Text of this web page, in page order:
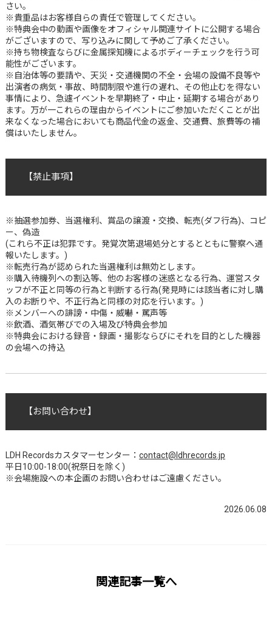
さい。
※貴重品はお客様自らの責任で管理してください｡
※特典会中の動画や画像をオフィシャル関連サイトに公開する場合
がございますので、写り込みに関して予めご了承ください。
※持ち物検査ならびに金属探知機によるボディーチェックを行う可
能性がございます。
※自治体等の要請や、天災・交通機関の不全・会場の設備不良等や
出演者の病気・事故、時間制限や進行の遅れ、その他止むを得ない
事情により、急遽イベントを早期終了・中止・延期する場合があり
ます。万が一これらの理由からイベントにご参加いただくことが出
来なくなった場合においても商品代金の返金、交通費、旅費等の補
償はいたしません。
【禁止事項】
※抽選参加券、当選権利、賞品の譲渡・交換、転売(ダフ行為)、コピ
ー、偽造
(これら不正は犯罪です。発覚次第退場処分とするとともに警察へ通
報いたします。)
※転売行為が認められた当選権利は無効とします。
※購入待機列への割込等、他のお客様の迷惑となる行為、運営スタ
ッフが不正と同等の行為と判断する行為(発見時には該当者に対し購
入のお断りや、不正行為と同様の対応を行います。)
※メンバーへの誹謗・中傷・威嚇・罵声等
※飲酒、酒気帯びでの入場及び特典会参加
※特典会における録音・録画・撮影ならびにそれを目的とした機器
の会場への持込
【お問い合わせ】
LDH Recordsカスタマーセンター： contact@ldhrecords.jp
平日10:00-18:00(祝祭日を除く)
※会場施設への本企画のお問い合わせはご遠慮ください。
2026.06.08
関連記事一覧へ